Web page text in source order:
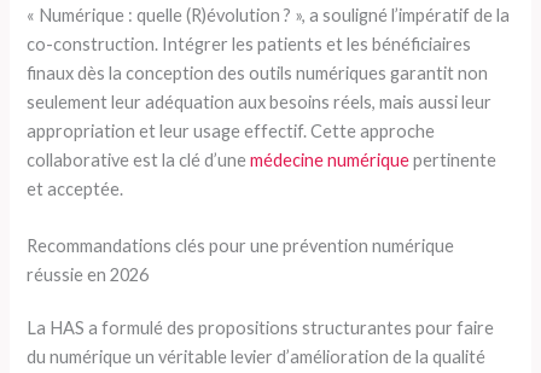
« Numérique : quelle (R)évolution ? », a souligné l’impératif de la
co-construction. Intégrer les patients et les bénéficiaires
finaux dès la conception des outils numériques garantit non
seulement leur adéquation aux besoins réels, mais aussi leur
appropriation et leur usage effectif. Cette approche
collaborative est la clé d’unemédecine numériquepertinente
et acceptée.
Recommandations clés pour une prévention numérique
réussie en 2026
La HAS a formulé des propositions structurantes pour faire
du numérique un véritable levier d’amélioration de la qualité